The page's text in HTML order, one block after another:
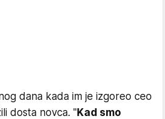
dana kada im je izgoreo ceo
dosta novca. "Kad smo